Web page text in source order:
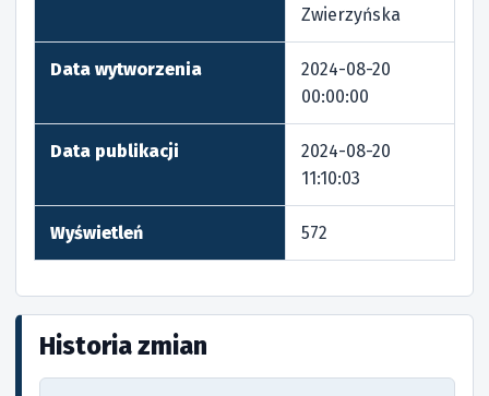
Zwierzyńska
Data wytworzenia
2024-08-20
00:00:00
Data publikacji
2024-08-20
11:10:03
Wyświetleń 572
Historia zmian